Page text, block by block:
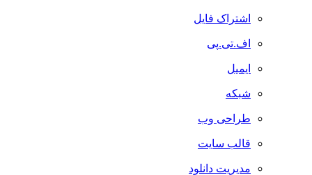
اشتراک فایل
اف.تی.پی
ایمیل
شبکه
طراحی وب
قالب سایت
مدیریت دانلود